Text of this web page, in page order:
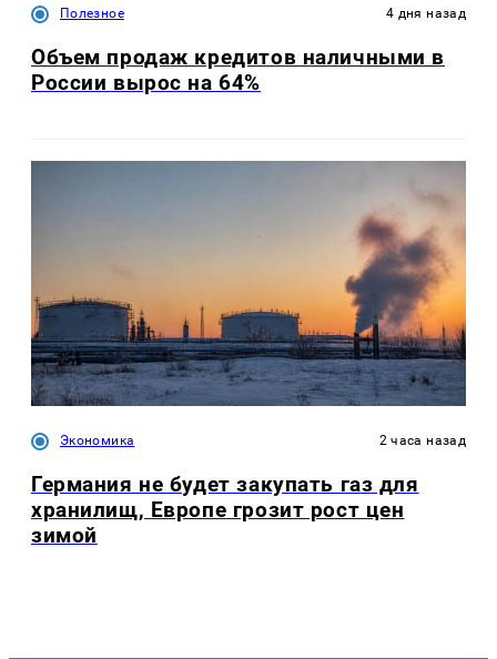
Полезное 4 дня назад
Объем продаж кредитов наличными в
России вырос на 64%
Экономика 2 часа назад
Германия не будет закупать газ для
хранилищ, Европе грозит рост цен
зимой